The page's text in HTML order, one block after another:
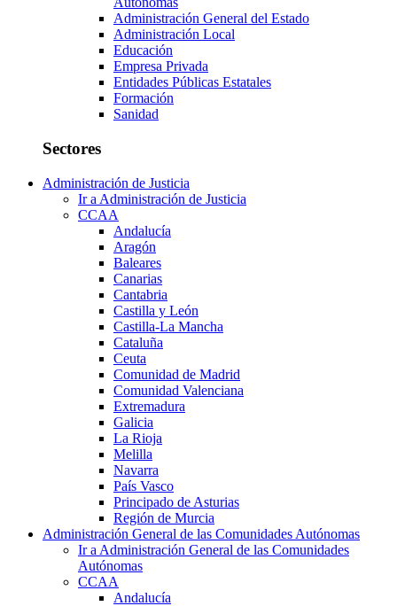
Administración General del Estado
Administración Local
Educación
Empresa Privada
Entidades Públicas Estatales
Formación
Sanidad
Sectores
Administración de Justicia
Ir a Administración de Justicia
CCAA
Andalucía
Aragón
Baleares
Canarias
Cantabria
Castilla y León
Castilla-La Mancha
Cataluña
Ceuta
Comunidad de Madrid
Comunidad Valenciana
Extremadura
Galicia
La Rioja
Melilla
Navarra
País Vasco
Principado de Asturias
Región de Murcia
Administración General de las Comunidades Autónomas
Ir a Administración General de las Comunidades
Autónomas
CCAA
Andalucía